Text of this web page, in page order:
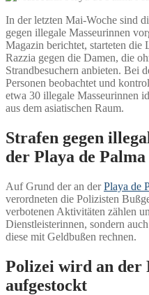
In der letzten Mai-Woche sind
gegen illegale Masseurinnen
Magazin berichtet, starteten
Razzia gegen die Damen, die
Strandbesuchern anbieten. Bei
Personen beobachtet und
etwa 30 illegale Masseurinnen
aus dem asiatischen Raum.
Strafen gegen
der Playa de Palma
Auf Grund der an derPlaya de
verordneten die Polizisten
verbotenen Aktivitäten zählen
Dienstleisterinnen, sondern
diese mit Geldbußen rechnen.
Polizei wird an der
aufgestockt